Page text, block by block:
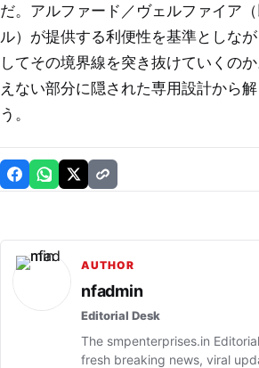
だ。アルファード／ヴェルファイア
ル）が提供する利便性を基準としな
してその境界線を突き抜けていくの
えない部分に隠された専用設計から
う。
AUTHOR
nfadmin
Editorial Desk
The smpenterprises.in
fresh breaking news, viral